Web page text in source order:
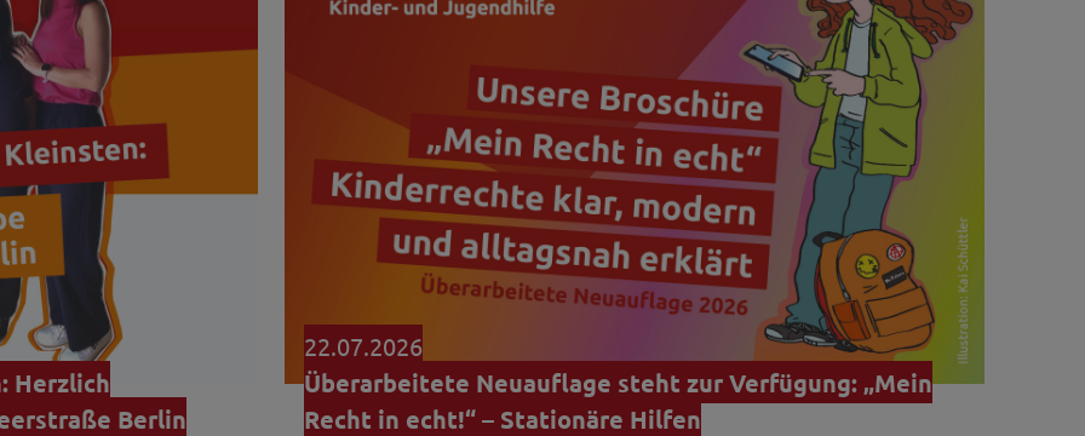
Herzlich
Berlin
22.07.2026
Überarbeitete Neuauflage steht zur Verfügung: „Mein
Recht in echt!“ – Stationäre Hilfen